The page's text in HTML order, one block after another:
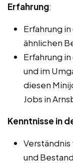
Erfahrung:
Erfahrung
ähnlichen
Erfahrung
und im
diesen
Jobs in
Kenntnisse in
und